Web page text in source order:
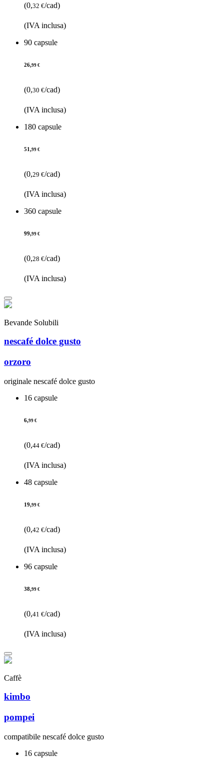
(0,32 €/cad)
(IVA inclusa)
90 capsule
26,99 €
(0,30 €/cad)
(IVA inclusa)
180 capsule
51,99 €
(0,29 €/cad)
(IVA inclusa)
360 capsule
99,99 €
(0,28 €/cad)
(IVA inclusa)
Bevande Solubili
nescafé dolce gusto
orzoro
originale nescafé dolce gusto
16 capsule
6,99 €
(0,44 €/cad)
(IVA inclusa)
48 capsule
19,99 €
(0,42 €/cad)
(IVA inclusa)
96 capsule
38,99 €
(0,41 €/cad)
(IVA inclusa)
Caffè
kimbo
pompei
compatibile nescafé dolce gusto
16 capsule